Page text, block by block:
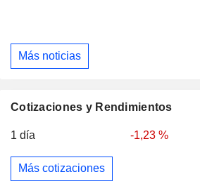
Más noticias
Cotizaciones y Rendimientos
1 día -1,23 %
Más cotizaciones